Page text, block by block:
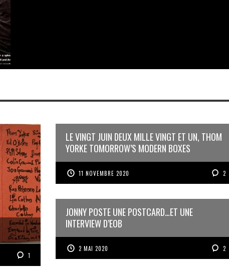
1
LE VINGT JUIN DEUX MILLE VINGT ET UN, THOM
YORKE TOMORROW’S MODERN BOXES
11 NOVEMBRE 2020 2
JONNY POSTE UNE POSTCARD…ET UNE
INTERVIEW D’EOB
2 MAI 2020 2